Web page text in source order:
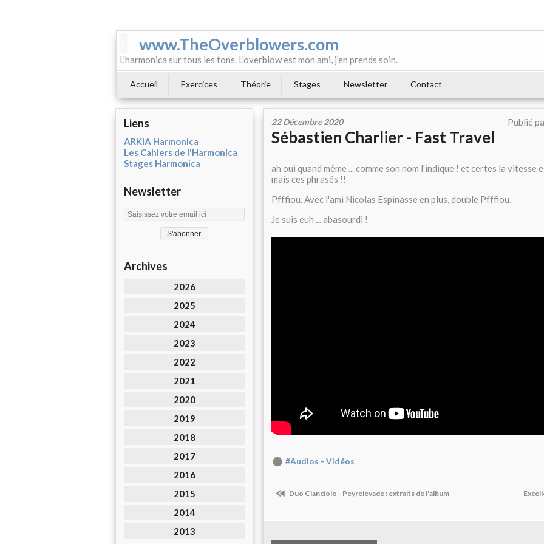
www.TheOverblowers.com
L'harmonica sur tous les tons. L'overblow est mon ami, j'en prends soin.
Accueil Exercices Théorie Stages Newsletter Contact
Liens
ARKIA Harmonica
Les Cahiers de l'Harmonica
Stages Harmonica
Newsletter
Archives
2026
2025
2024
2023
2022
2021
2020
2019
2018
2017
2016
2015
2014
2013
22 Décembre 2020 Publié
Sébastien Charlier - Fast Travel
ah oui quand même ... comme son nom l'indique ! et certes la vitesse
mais ces phrasés !!
Pfffiou. Avec l'ami Nicolas Espinasse en plus, double Pfffiou.
Je suis euh ... abasourdi !
#Audios - Vidéos
Duo Cianciolo - Peyrelevade : extraits de l'album